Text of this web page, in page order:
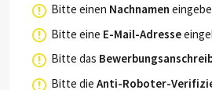
Bitte einen Nachnamen
Bitte eine E-Mail-Adresse
Bitte das
Bitte die Anti-Roboter-